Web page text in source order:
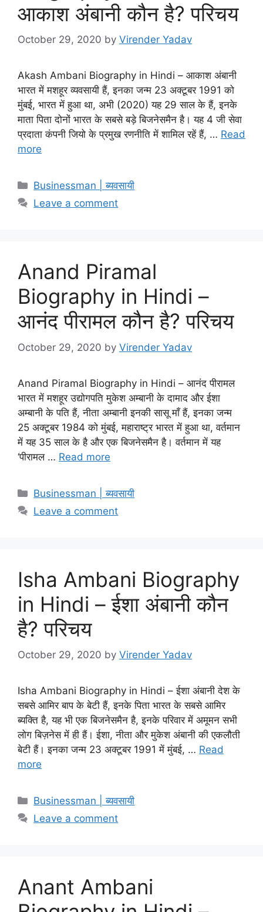
आकाश अंबानी कौन है? परिचय
October 29, 2020 by Virender Yadav
Akash Ambani Biography in Hindi – आकाश अंबानी
भारत में मशहूर व्यवसायी हैं, इनका जन्म 23 अक्टूबर 1991 को
मुंबई, भारत में हुआ था, अभी (2020) यह 29 साल के हैं, इनके
माता पिता दोनों भारत के सबसे बड़े बिजनेसमैन है। यह 4 जी सेवा
प्रदाता कंपनी जियो के प्रमुख रणनीति में शामिल रहें हैं, … Read
more
Categories
Businessman | ब्यवसायी
Leave a comment
Anand Piramal
Biography in Hindi –
आनंद पीरामल कौन है? परिचय
October 29, 2020 by Virender Yadav
Anand Piramal Biography in Hindi – आनंद पीरामल
भारत में मशहूर उद्योगपति मुकेश अम्बानी के दामाद और ईशा
अम्बानी के पति हैं, नीता अम्बानी इनकी सासू माँ हैं, इनका जन्म
25 अक्टूबर 1984 को मुंबई, महाराष्ट्र भारत में हुआ था, वर्तमान
में यह 35 साल के है और एक बिजनेसमैन है। वर्तमान में यह
‘पीरामल … Read more
Categories
Businessman | ब्यवसायी
Leave a comment
Isha Ambani Biography
in Hindi – ईशा अंबानी कौन
है? परिचय
October 29, 2020 by Virender Yadav
Isha Ambani Biography in Hindi – ईशा अंबानी देश के
सबसे आमिर बाप के बेटी हैं, इनके पिता भारत के सबसे आमिर
ब्यक्ति है, यह भी एक बिजनेसमैन है, इनके परिवार में अमूमन सभी
लोग बिज़नेस में ही हैं। ईशा, नीता और मुकेश अंबानी की एकलौती
बेटी हैं। इनका जन्म 23 अक्टूबर 1991 में मुंबई, … Read
more
Categories
Businessman | ब्यवसायी
Leave a comment
Anant Ambani